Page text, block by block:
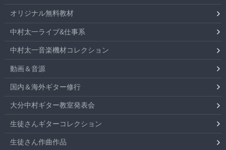
オリジナル無料教材
中村太一ライブ&仕事系
中村太一音楽機材コレクション
動画＆音源
国内＆海外ギター修行
大分中村ギター教室発表会
生徒さんギターコレクション
生徒さん作曲作品